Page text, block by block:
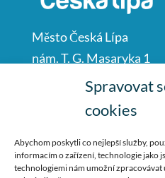
Spravovat
cookies
Abychom poskytli co nejlepší služby,
informacím o zařízení, technologie jako
technologiemi nám umožní
Město Česká Lípa
nám. T. G. Masaryka 1
Česká Lípa
487 881 111